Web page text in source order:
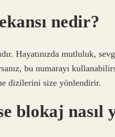
nedir?
Hayatınızda mutluluk,
bu numarayı
dizilerini size yönlendirir.
blokaj nasıl